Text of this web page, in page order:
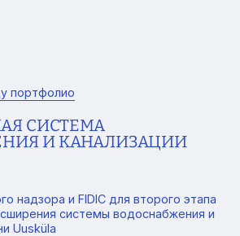
портфолио
СИСТЕМА
И КАНАЛИЗАЦИИ
надзора и FIDIC для второго этапа
системы водоснабжения и
Uusküla